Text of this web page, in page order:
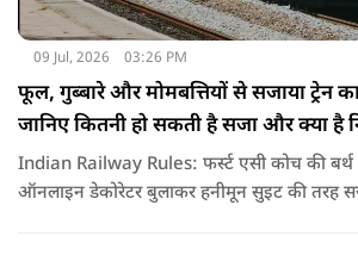
09 Jul, 2026 03:26 PM
फूल, गुब्बारे और मोमबत्तियों से सजाया ट्रेन
जानिए कितनी हो सकती है सजा और क्या है
Indian Railway Rules: फर्स्ट एसी कोच की बर्थ को बिना अनुमति
ऑनलाइन डेकोरेटर बुलाकर हनीमून सुइट की तरह